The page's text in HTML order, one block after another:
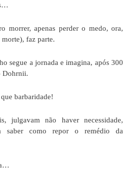
morrer, apenas perder o medo, ora,
morte), faz parte.
segue a jornada e imagina, após 300
Dohrnii.
barbaridade!
julgavam não haver necessidade,
saber como repor o remédio da